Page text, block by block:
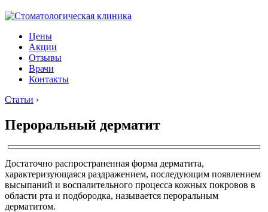
Цены
Акции
Отзывы
Врачи
Контакты
Статьи ›
Пероральный дерматит
Достаточно распространенная форма дерматита,
характеризующаяся раздражением, последующим появлением
высыпаний и воспалительного процесса кожных покровов в
области рта и подбородка, называется пероральным
дерматитом.